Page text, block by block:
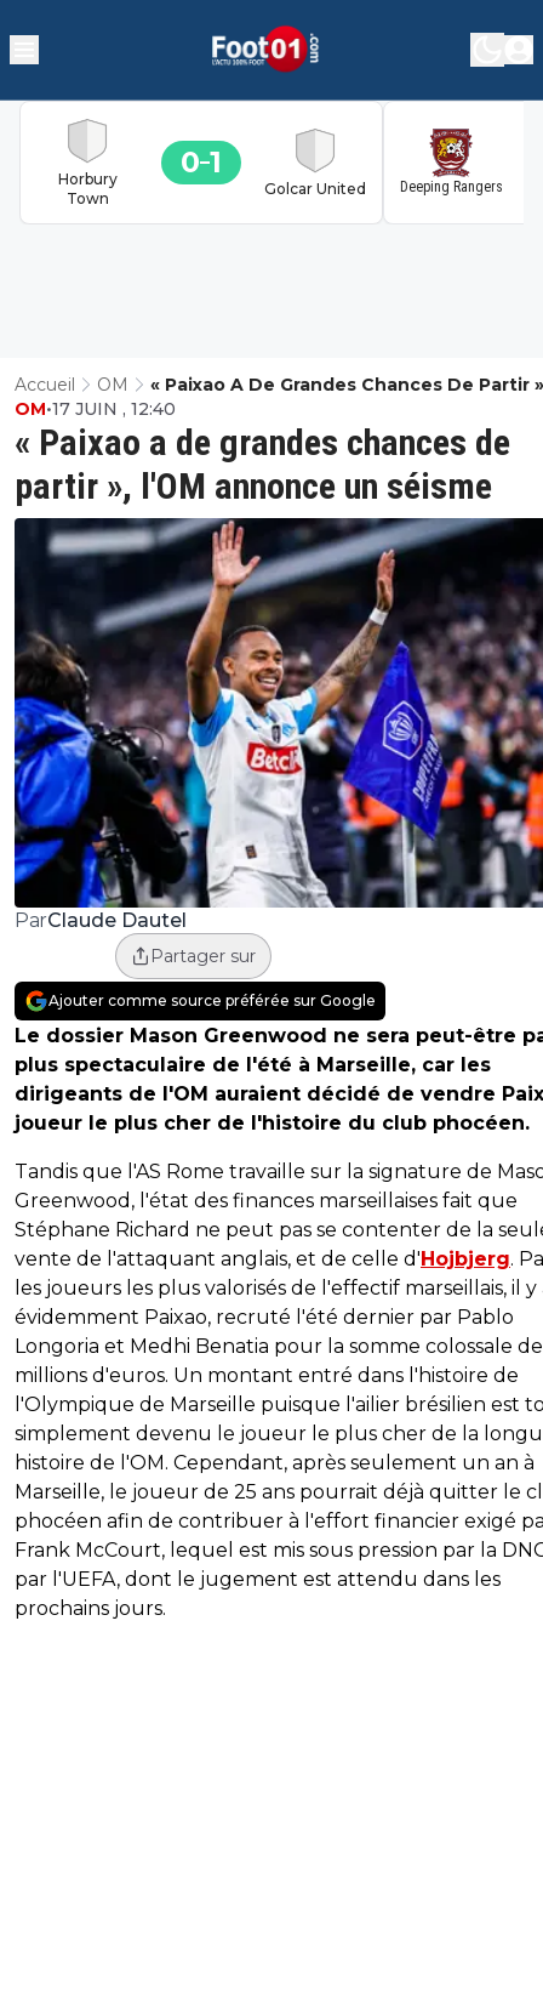
Horbury
Town
0 1
Golcar United Deeping Rangers
Accueil OM
« Paixao A De Grandes Chances De Partir
L'OM Annonce Un Séisme
« Paixao a de grandes chances de
partir », l'OM annonce un séisme
OM•17 JUIN , 12:40
ParClaude Dautel
Partager sur
Ajouter comme source préférée sur Google
Le dossier Mason Greenwood ne sera peut-être
plus spectaculaire de l'été à Marseille, car les
dirigeants de l'OM auraient décidé de vendre
joueur le plus cher de l'histoire du club phocéen.
Tandis que l'AS Rome travaille sur la signature de
Greenwood, l'état des finances marseillaises fait que
Stéphane Richard ne peut pas se contenter de la
vente de l'attaquant anglais, et de celle d' Hojbjerg.
les joueurs les plus valorisés de l'effectif marseillais, il y
évidemment Paixao, recruté l'été dernier par Pablo
Longoria et Medhi Benatia pour la somme colossale
millions d'euros. Un montant entré dans l'histoire de
l'Olympique de Marseille puisque l'ailier brésilien est
simplement devenu le joueur le plus cher de la
histoire de l'OM. Cependant, après seulement un an à
Marseille, le joueur de 25 ans pourrait déjà quitter le
phocéen afin de contribuer à l'effort financier exigé
Frank McCourt, lequel est mis sous pression par la
par l'UEFA, dont le jugement est attendu dans les
prochains jours.